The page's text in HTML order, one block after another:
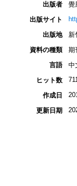
出版者
覺
出版サイト
出版地
新
資料の種類
期
言語
中
ヒット数
作成日
更新日期